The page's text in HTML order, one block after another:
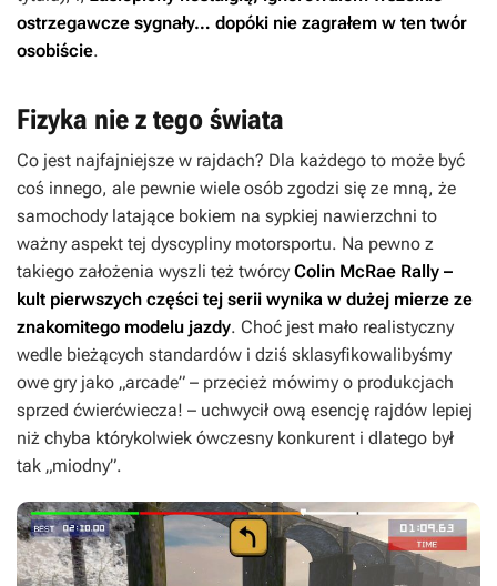
ostrzegawcze sygnały… dopóki nie zagrałem w ten twór
osobiście.
Fizyka nie z tego świata
Co jest najfajniejsze w rajdach? Dla każdego to może być
coś innego, ale pewnie wiele osób zgodzi się ze mną, że
samochody latające bokiem na sypkiej nawierzchni to
ważny aspekt tej dyscypliny motorsportu. Na pewno z
takiego założenia wyszli też twórcy Colin McRae Rally –
kult pierwszych części tej serii wynika w dużej mierze ze
znakomitego modelu jazdy. Choć jest mało realistyczny
wedle bieżących standardów i dziś sklasyfikowalibyśmy
owe gry jako „arcade” – przecież mówimy o produkcjach
sprzed ćwierćwiecza! – uchwycił ową esencję rajdów lepiej
niż chyba którykolwiek ówczesny konkurent i dlatego był
tak „miodny”.